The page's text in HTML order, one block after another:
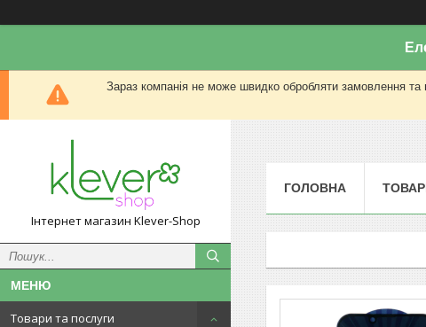
Зараз компанія не може швидко обробляти замовлення та
Інтернет магазин Klever-Shop
Товари та послуги
ГОЛОВНА